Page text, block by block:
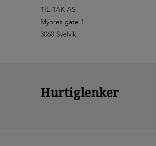
TIL-TAK AS
Myhres gate 1
3060 Svelvik
Hurtiglenker